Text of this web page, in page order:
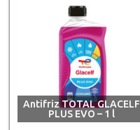
Antifriz TOTAL GLACELF
PLUS EVO – 1 l